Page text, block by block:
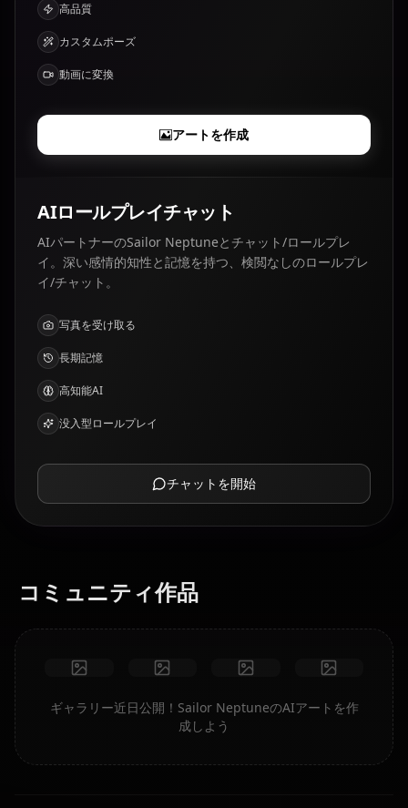
高品質
カスタムポーズ
動画に変換
アートを作成
AIロールプレイチャット
AIパートナーのSailor Neptuneとチャット/ロールプレ
イ。深い感情的知性と記憶を持つ、検閲なしのロールプレ
イ/チャット。
写真を受け取る
長期記憶
高知能AI
没入型ロールプレイ
チャットを開始
コミュニティ作品
ギャラリー近日公開！Sailor NeptuneのAIアートを作
成しよう